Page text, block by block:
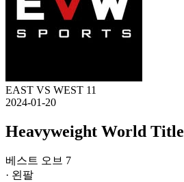
EAST VS WEST 11
2024-01-20
Heavyweight World Title
베스트 오브 7
· 왼팔